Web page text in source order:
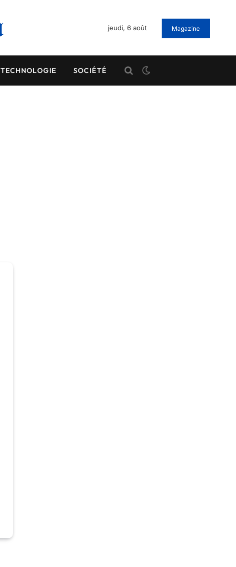
jeudi, 6 août Magazine
TECHNOLOGIE SOCIÉTÉ